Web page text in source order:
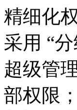
精细化
采用 “
超级管
部权限；